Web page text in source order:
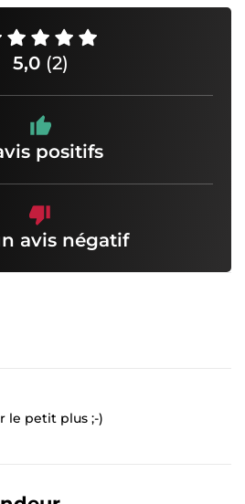
5,0 (2)
positifs
avis négatif
le petit plus ;-)